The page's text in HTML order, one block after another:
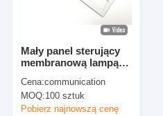
Mały panel sterujący
membranową lampą
polikarbonatową
Cena:communication
MOQ:100 sztuk
Pobierz najnowszą cenę